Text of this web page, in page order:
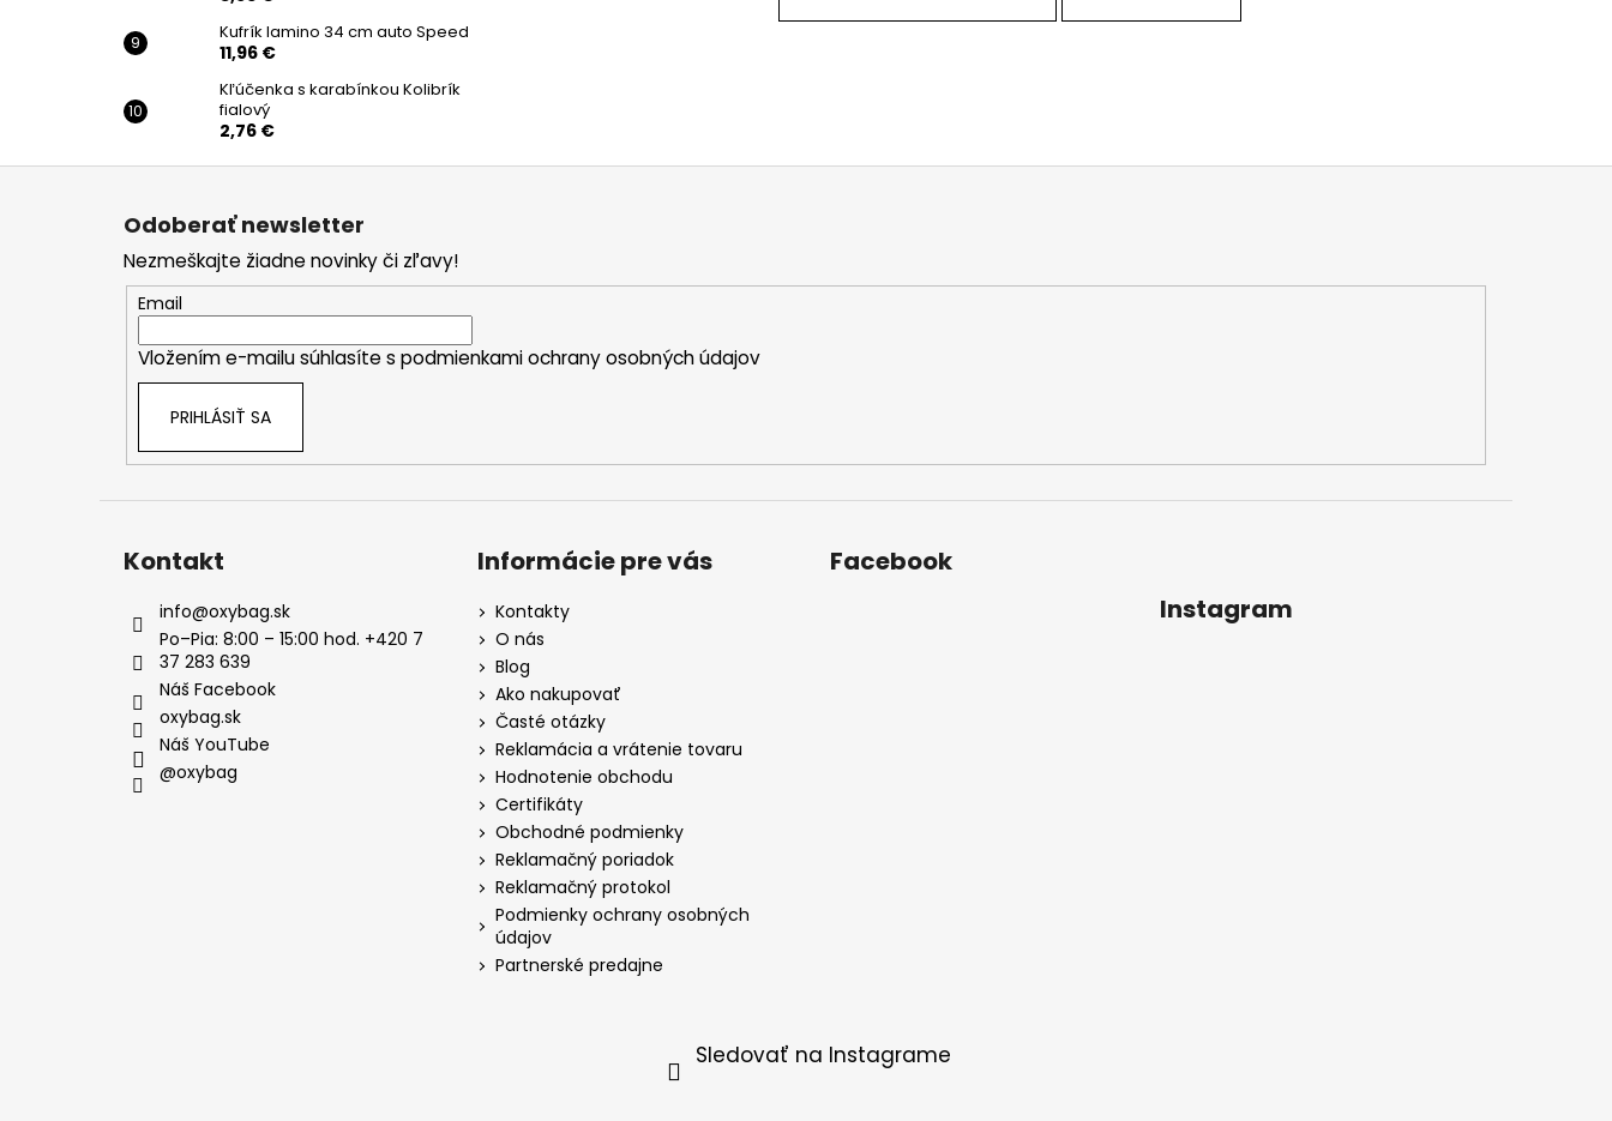
Kufrík lamino 34 cm auto Speed
11,96 €
Kľúčenka s karabínkou Kolibrík
fialový
2,76 €
Z
Odoberať newsletter
Nezmeškajte žiadne novinky či zľavy!
Email
Vložením e-mailu súhlasíte s podmienkami ochrany osobných údajov
PRIHLÁSIŤ SA
Kontakt
info@oxybag.sk
Po–Pia: 8:00 – 15:00 hod. +420 7
37 283 639
Náš Facebook
oxybag.sk
Náš YouTube
@oxybag
Informácie pre vás
Kontakty
O nás
Blog
Ako nakupovať
Časté otázky
Reklamácia a vrátenie tovaru
Hodnotenie obchodu
Certifikáty
Obchodné podmienky
Reklamačný poriadok
Reklamačný protokol
Podmienky ochrany osobných
údajov
Partnerské predajne
Facebook
Instagram
Sledovať na Instagrame